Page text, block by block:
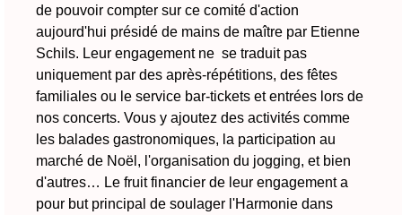
de pouvoir compter sur ce comité d'action
aujourd'hui présidé de mains de maître par Etienne
Schils. Leur engagement ne se traduit pas
uniquement par des après-répétitions, des fêtes
familiales ou le service bar-tickets et entrées lors de
nos concerts. Vous y ajoutez des activités comme
les balades gastronomiques, la participation au
marché de Noël, l'organisation du jogging, et bien
d'autres… Le fruit financier de leur engagement a
pour but principal de soulager l'Harmonie dans